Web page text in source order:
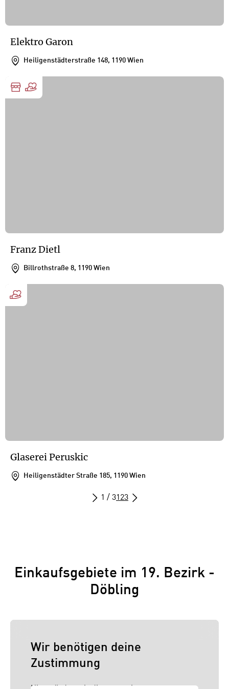
Elektro Garon
Heiligenstädterstraße 148, 1190 Wien
Franz Dietl
Billrothstraße 8, 1190 Wien
Glaserei Peruskic
Heiligenstädter Straße 185, 1190 Wien
1 / 31 23
Einkaufsgebiete im 19. Bezirk -
Döbling
Wir benötigen deine
Zustimmung